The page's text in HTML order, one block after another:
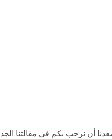
أن نرحب بكم في مقالتنا